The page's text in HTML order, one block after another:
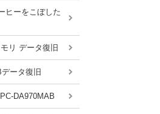
ヒーをこぼした
リ データ復旧
ータ復旧
DA970MAB